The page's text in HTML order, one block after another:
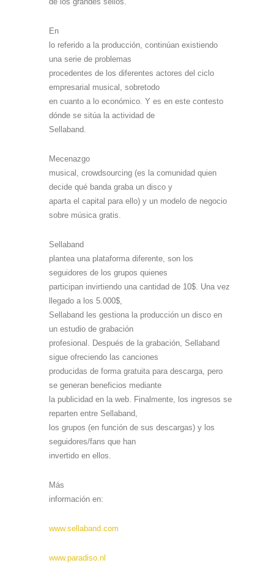
En
lo referido a la producción, continúan existiendo
una serie de problemas
procedentes de los diferentes actores del ciclo
empresarial musical, sobretodo
en cuanto a lo económico. Y es en este contesto
dónde se sitúa la actividad de
Sellaband.
Mecenazgo
musical, crowdsourcing (es la comunidad quien
decide qué banda graba un disco y
aparta el capital para ello) y un modelo de negocio
sobre música gratis.
Sellaband
plantea una plataforma diferente, son los
seguidores de los grupos quienes
participan invirtiendo una cantidad de 10$. Una vez
llegado a los 5.000$,
Sellaband les gestiona la producción un disco en
un estudio de grabación
profesional. Después de la grabación, Sellaband
sigue ofreciendo las canciones
producidas de forma gratuita para descarga, pero
se generan beneficios mediante
la publicidad en la web. Finalmente, los ingresos se
reparten entre Sellaband,
los grupos (en función de sus descargas) y los
seguidores/fans que han
invertido en ellos.
Más
información en:
www.sellaband.com
www.paradiso.nl